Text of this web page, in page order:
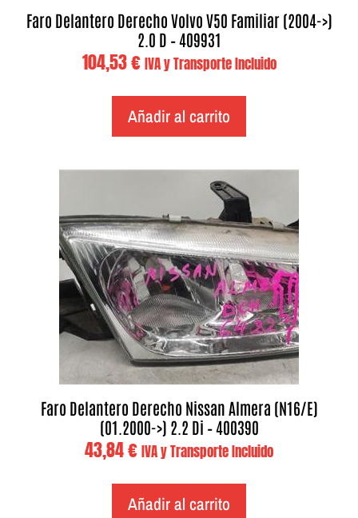
Faro Delantero Derecho Volvo V50 Familiar (2004->)
2.0 D – 409931
104,53€ IVA y Transporte Incluido
Añadir al carrito
Faro Delantero Derecho Nissan Almera (N16/E)
(01.2000->) 2.2 Di – 400390
43,84€ IVA y Transporte Incluido
Añadir al carrito